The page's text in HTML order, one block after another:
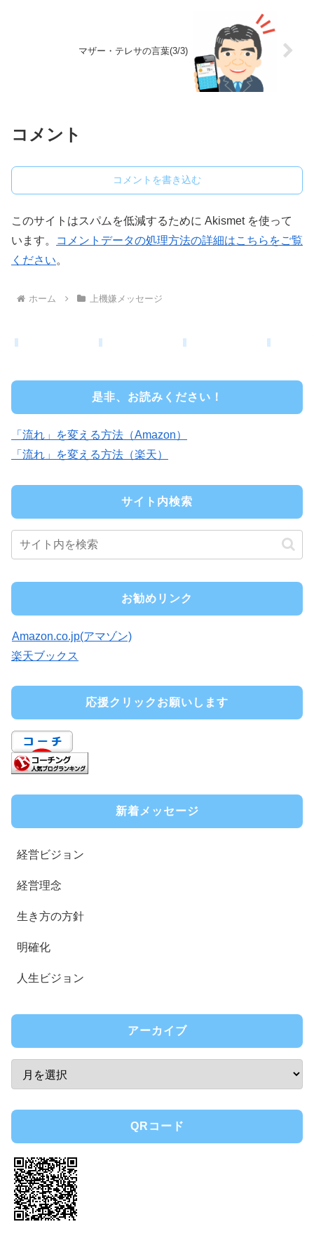
マザー・テレサの言葉(3/3)
コメント
コメントを書き込む
このサイトはスパムを低減するために Akismet を使って
います。
コメントデータの処理方法の詳細はこちらをご覧
ください。
ホーム 上機嫌メッセージ
是非、お読みください！
「流れ」を変える方法（Amazon）
「流れ」を変える方法（楽天）
サイト内検索
お勧めリンク
Amazon.co.jp(アマゾン)
楽天ブックス
応援クリックお願いします
新着メッセージ
経営ビジョン
経営理念
生き方の方針
明確化
人生ビジョン
アーカイブ
QRコード